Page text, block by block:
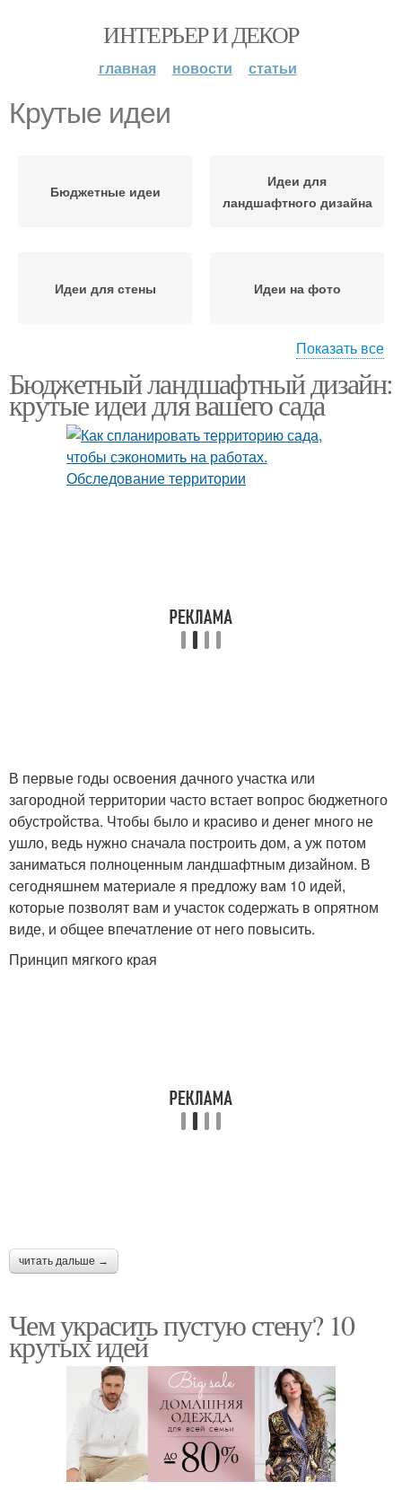
ИНТЕРЬЕР И ДЕКОР
главная новости статьи
Крутые идеи
Бюджетные идеи
Идеи для
ландшафтного дизайна
Идеи для стены Идеи на фото
Идеи с фото Идея для маленькой
Идеи для оформления Идеи для прихожей
Показать все
Бюджетный ландшафтный дизайн:
крутые идеи для вашего сада
В первые годы освоения дачного участка или
загородной территории часто встает вопрос бюджетного
обустройства. Чтобы было и красиво и денег много не
ушло, ведь нужно сначала построить дом, а уж потом
заниматься полноценным ландшафтным дизайном. В
сегодняшнем материале я предложу вам 10 идей,
которые позволят вам и участок содержать в опрятном
виде, и общее впечатление от него повысить.
Принцип мягкого края
читать дальше →
Чем украсить пустую стену? 10
крутых идей